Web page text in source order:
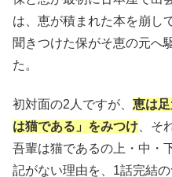
は、恵が積まれた本を崩し
聞きつけた保がそ恵の元へ
た。
初対面の2人ですが、 恵は
は猫である」をみつけ、そ
吾輩は猫であるの上・中・
記がない理由を、1話完結